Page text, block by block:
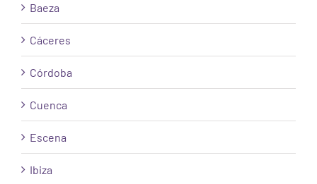
Baeza
Cáceres
Córdoba
Cuenca
Escena
Ibiza